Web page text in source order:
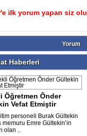
ilk yorum yapan siz
Yorum
Haberleri
Öğretmen Ônder
Vefat Etmiştir
personeli Burak Gültekin
memuru Emre Gültekin’in
olan ..